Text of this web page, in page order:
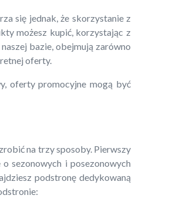
się jednak, że skorzystanie z
możesz kupić, korzystając z
bazie, obejmują zarówno
oferty.
oferty promocyjne mogą być
na trzy sposoby. Pierwszy
sezonowych i posezonowych
podstronę dedykowaną